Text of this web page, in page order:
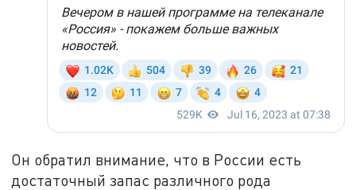
Он обратил внимание, что в России есть
достаточный запас различного рода